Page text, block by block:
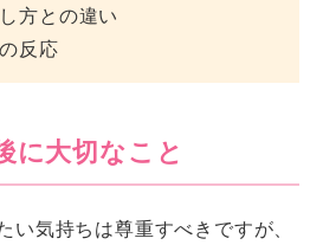
方との違い
反応
に大切なこと
い気持ちは尊重すべきですが、